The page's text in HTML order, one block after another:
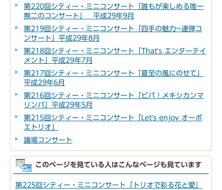
第220回シティー・ミニコンサート「誰もが楽しめる唯一
無二のコンサート」 平成29年9月
第219回シティー・ミニコンサート「四手の魅力~連弾コ
ンサート」平成29年8月
第218回シティー・ミニコンサート「That's エンターテイ
メント」平成29年7月
第217回シティー・ミニコンサート「夏至の風にのせて」
平成29年6月
第216回シティー・ミニコンサート「ビバ！メキシカンマ
リンバ」平成29年5月
第215回シティー・ミニコンサート「Let's enjoy オーボ
エトリオ」
議場コンサート
このページを見ている人はこんなページも見ています
第225回シティー・ミニコンサート「トリオで彩る花と愛」